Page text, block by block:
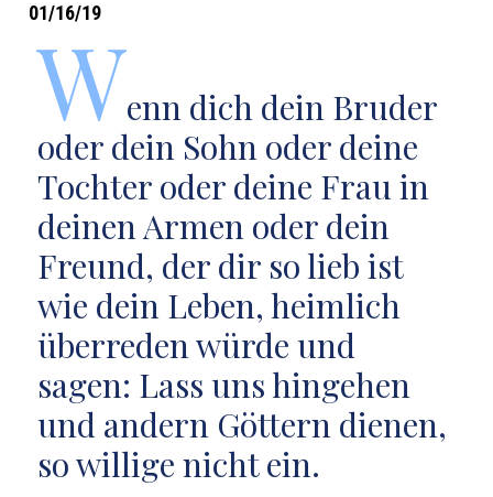
01/16/19
Wenn dich dein Bruder
oder dein Sohn oder deine
Tochter oder deine Frau in
deinen Armen oder dein
Freund, der dir so lieb ist
wie dein Leben, heimlich
überreden würde und
sagen: Lass uns hingehen
und andern Göttern dienen,
so willige nicht ein.